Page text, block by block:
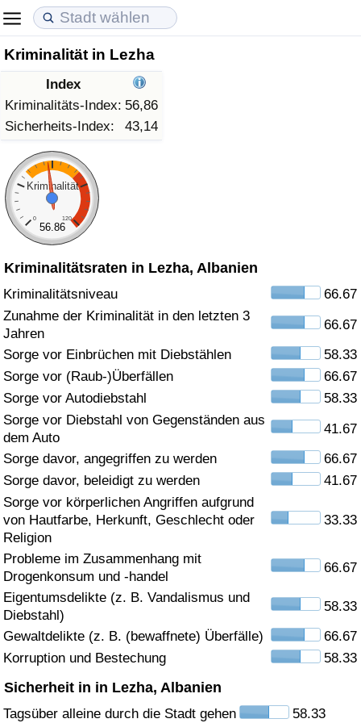
Kriminalität in Lezha
Index
Kriminalitäts-Index: 56,86
Sicherheits-Index:
43,14
Kriminalität
0 120
56.86
Kriminalitätsraten in Lezha, Albanien
Kriminalitätsniveau
66.67
Zunahme der Kriminalität in den letzten 3
Jahren
66.67
Sorge vor Einbrüchen mit Diebstählen
58.33
Sorge vor (Raub-)Überfällen
66.67
Sorge vor Autodiebstahl
58.33
Sorge vor Diebstahl von Gegenständen aus
dem Auto
41.67
Sorge davor, angegriffen zu werden
66.67
Sorge davor, beleidigt zu werden
41.67
Sorge vor körperlichen Angriffen aufgrund
von Hautfarbe, Herkunft, Geschlecht oder
Religion
33.33
Probleme im Zusammenhang mit
Drogenkonsum und -handel
66.67
Eigentumsdelikte (z. B. Vandalismus und
Diebstahl)
58.33
Gewaltdelikte (z. B. (bewaffnete) Überfälle)
66.67
Korruption und Bestechung
58.33
Sicherheit in in Lezha, Albanien
Tagsüber alleine durch die Stadt gehen 58.33
Lebenshaltungskosten
Lebenshaltungskosten-Index (aktuell)
Lebenshaltungskosten-Index
Lebenshaltungskosten-Index nach Land
in Akaba
Immobilienpreise
Immobilienpreis-Index (aktuell)
Immobilienpreis-Index
Immobilienpreis-Index nach Land
Lebensqualität
Lebensqualität-Index
Lebensqualität-Index (aktuell)
Lebensqualitätsindex nach Land
Kriminalität
Kriminalitäts-Index (aktuell)
Kriminalitäts-Index
Kriminalitätsindex nach Land
Gesundheitsversorgung
Gesundheitsversorgungs-Index (aktuell)
Gesundheitsversorgungs-Index
Gesundheitsversorgungs-Index nach Land
Umweltverschmutzung
Umweltverschmutzungs-Index (aktuell)
Verschmutzungsindex
Umweltverschmutzungs-Index nach Land
Verkehr